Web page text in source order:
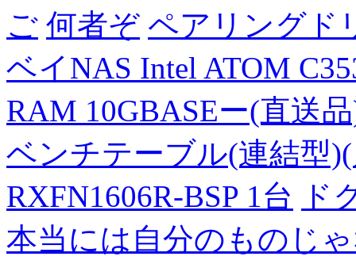
ご 何者ぞ ペアリングド
ベイNAS Intel ATOM
RAM 10GBASEー(直送
ベンチテーブル(連結型
RXFN1606R-BSP 1台
ド
本当には自分のものじ